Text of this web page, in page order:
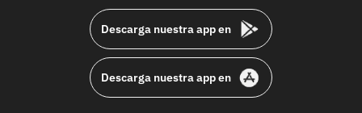
Descarga nuestra app en
Descarga nuestra app en